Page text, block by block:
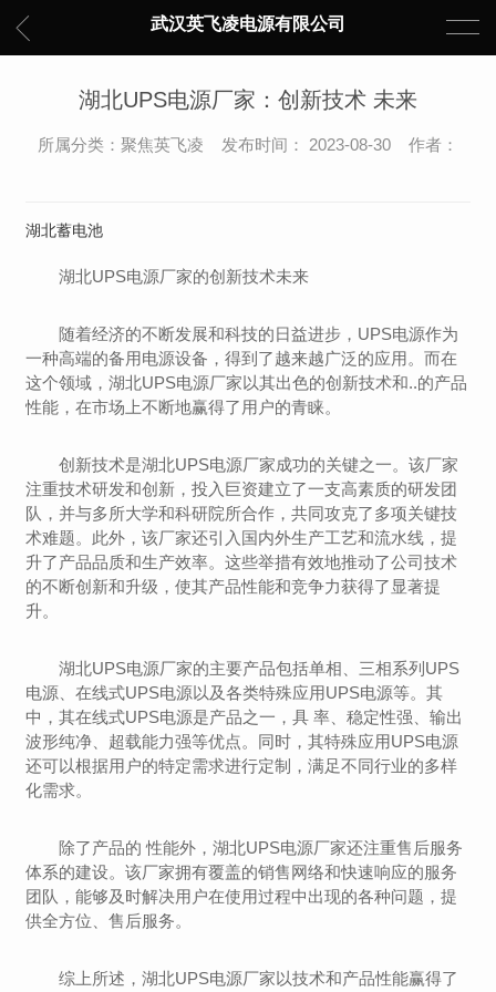
武汉英飞凌电源有限公司
湖北UPS电源厂家：创新技术 未来
所属分类：聚焦英飞凌 发布时间： 2023-08-30 作者：
湖北蓄电池
湖北UPS电源厂家的创新技术未来
随着经济的不断发展和科技的日益进步，UPS电源作为
一种高端的备用电源设备，得到了越来越广泛的应用。而在
这个领域，湖北UPS电源厂家以其出色的创新技术和..的产品
性能，在市场上不断地赢得了用户的青睐。
创新技术是湖北UPS电源厂家成功的关键之一。该厂家
注重技术研发和创新，投入巨资建立了一支高素质的研发团
队，并与多所大学和科研院所合作，共同攻克了多项关键技
术难题。此外，该厂家还引入国内外生产工艺和流水线，提
升了产品品质和生产效率。这些举措有效地推动了公司技术
的不断创新和升级，使其产品性能和竞争力获得了显著提
升。
湖北UPS电源厂家的主要产品包括单相、三相系列UPS
电源、在线式UPS电源以及各类特殊应用UPS电源等。其
中，其在线式UPS电源是产品之一，具 率、稳定性强、输出
波形纯净、超载能力强等优点。同时，其特殊应用UPS电源
还可以根据用户的特定需求进行定制，满足不同行业的多样
化需求。
除了产品的 性能外，湖北UPS电源厂家还注重售后服务
体系的建设。该厂家拥有覆盖的销售网络和快速响应的服务
团队，能够及时解决用户在使用过程中出现的各种问题，提
供全方位、售后服务。
综上所述，湖北UPS电源厂家以技术和产品性能赢得了